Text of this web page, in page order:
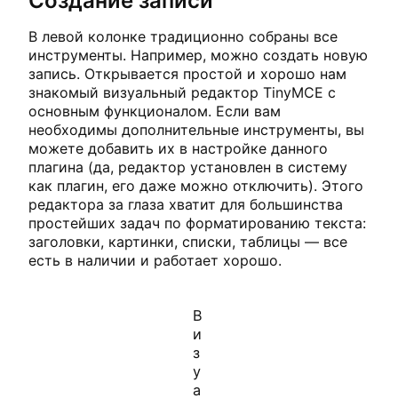
В левой колонке традиционно собраны все
инструменты. Например, можно создать новую
запись. Открывается простой и хорошо нам
знакомый визуальный редактор TinyMCE с
основным функционалом. Если вам
необходимы дополнительные инструменты, вы
можете добавить их в настройке данного
плагина (да, редактор установлен в систему
как плагин, его даже можно отключить). Этого
редактора за глаза хватит для большинства
простейших задач по форматированию текста:
заголовки, картинки, списки, таблицы — все
есть в наличии и работает хорошо.
В
и
з
у
а